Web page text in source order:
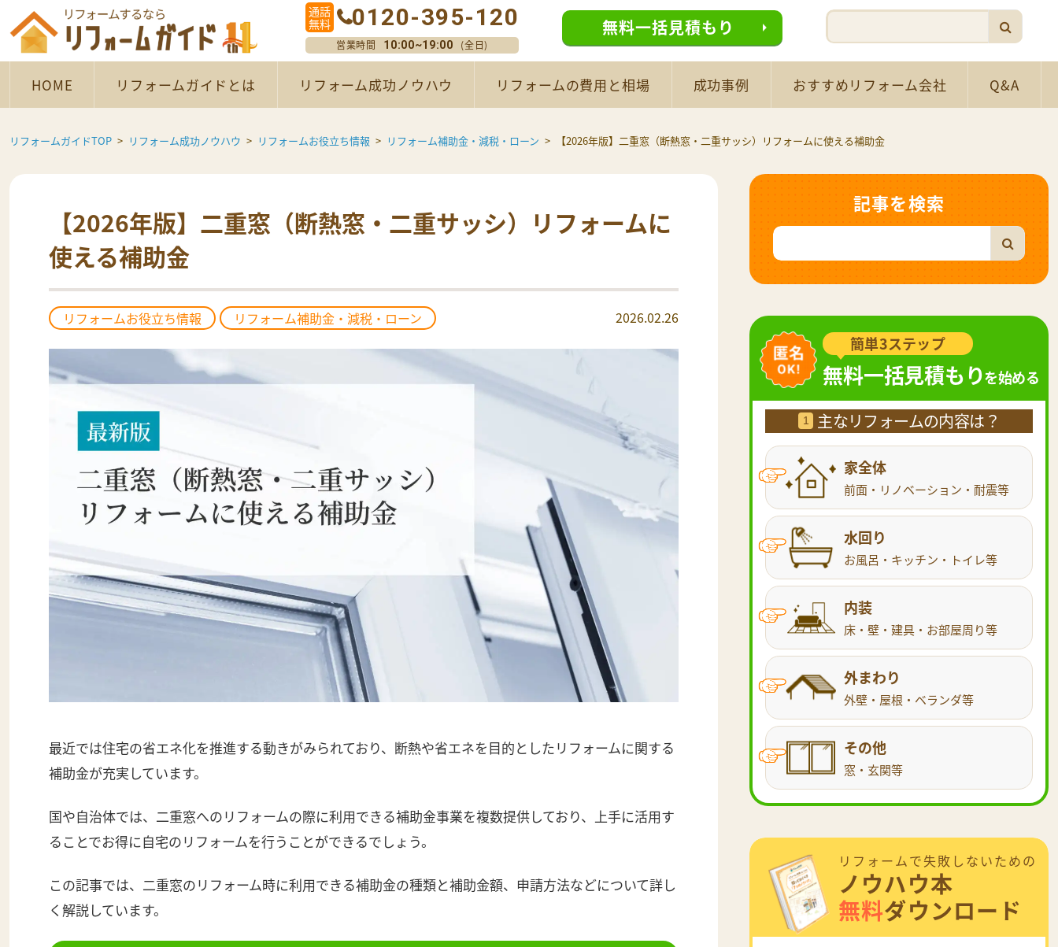
通話
無料
0120-395-120
営業時間 10:00~19:00 (全日)
無料一括見積もり
HOME リフォームガイドとは リフォーム成功ノウハウ リフォームの費用と相場 成功事例 おすすめリフォーム会社 Q&A
リフォームガイドTOP リフォーム成功ノウハウ リフォームお役立ち情報 リフォーム補助金・減税・ローン 【2026年版】二重窓（断熱窓・二重サッシ）リフォームに使える補助金
【2026年版】二重窓（断熱窓・二重サッシ）リフォームに
使える補助金
リフォームお役立ち情報 リフォーム補助金・減税・ローン 2026.02.26
最近では住宅の省エネ化を推進する動きがみられており、断熱や省エネを目的としたリフォームに関する
補助金が充実しています。
国や自治体では、二重窓へのリフォームの際に利用できる補助金事業を複数提供しており、上手に活用す
ることでお得に自宅のリフォームを行うことができるでしょう。
この記事では、二重窓のリフォーム時に利用できる補助金の種類と補助金額、申請方法などについて詳し
く解説しています。
記事を検索
簡単3ステップ
無料一括見積もりを始める
1 主なリフォームの内容は？
家全体
前面・リノベーション・耐震等
水回り
お風呂・キッチン・トイレ等
内装
床・壁・建具・お部屋周り等
外まわり
外壁・屋根・ベランダ等
その他
窓・玄関等
リフォームで失敗しないための
ノウハウ本
無料ダウンロード